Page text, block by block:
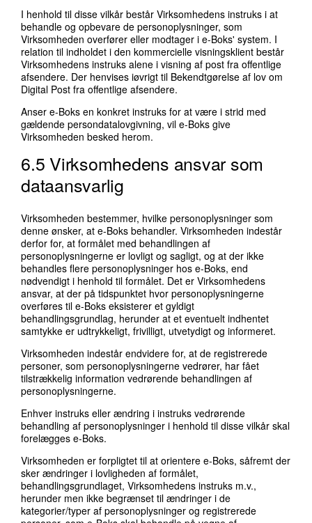
I henhold til disse vilkår består Virksomhedens instruks i at
behandle og opbevare de personoplysninger, som
Virksomheden overfører eller modtager i e-Boks' system. I
relation til indholdet i den kommercielle visningsklient består
Virksomhedens instruks alene i visning af post fra offentlige
afsendere. Der henvises iøvrigt til Bekendtgørelse af lov om
Digital Post fra offentlige afsendere.
Anser e-Boks en konkret instruks for at være i strid med
gældende persondatalovgivning, vil e-Boks give
Virksomheden besked herom.
6.5 Virksomhedens ansvar som
dataansvarlig
Virksomheden bestemmer, hvilke personoplysninger som
denne ønsker, at e-Boks behandler. Virksomheden indestår
derfor for, at formålet med behandlingen af
personoplysningerne er lovligt og sagligt, og at der ikke
behandles flere personoplysninger hos e-Boks, end
nødvendigt i henhold til formålet. Det er Virksomhedens
ansvar, at der på tidspunktet hvor personoplysningerne
overføres til e-Boks eksisterer et gyldigt
behandlingsgrundlag, herunder at et eventuelt indhentet
samtykke er udtrykkeligt, frivilligt, utvetydigt og informeret.
Virksomheden indestår endvidere for, at de registrerede
personer, som personoplysningerne vedrører, har fået
tilstrækkelig information vedrørende behandlingen af
personoplysningerne.
Enhver instruks eller ændring i instruks vedrørende
behandling af personoplysninger i henhold til disse vilkår skal
forelægges e-Boks.
Virksomheden er forpligtet til at orientere e-Boks, såfremt der
sker ændringer i lovligheden af formålet,
behandlingsgrundlaget, Virksomhedens instruks m.v.,
herunder men ikke begrænset til ændringer i de
kategorier/typer af personoplysninger og registrerede